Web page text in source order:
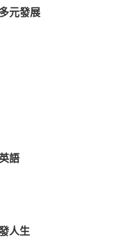
元發展
語
人生